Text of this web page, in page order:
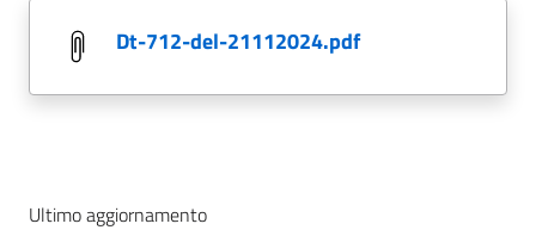
dt-712-del-21112024.pdf
Ultimo aggiornamento